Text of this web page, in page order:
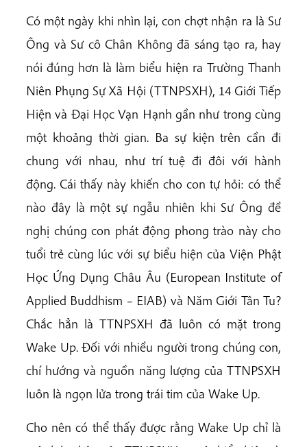
Có một ngày khi nhìn lại, con chợt nhận ra là Sư
Ông và Sư cô Chân Không đã sáng tạo ra, hay
nói đúng hơn là làm biểu hiện ra Trường Thanh
Niên Phụng Sự Xã Hội (TTNPSXH), 14 Giới Tiếp
Hiện và Đại Học Vạn Hạnh gần như trong cùng
một khoảng thời gian. Ba sự kiện trên cần đi
chung với nhau, như trí tuệ đi đôi với hành
động. Cái thấy này khiến cho con tự hỏi: có thể
nào đây là một sự ngẫu nhiên khi Sư Ông đề
nghị chúng con phát động phong trào này cho
tuổi trẻ cùng lúc với sự biểu hiện của Viện Phật
Học Ứng Dụng Châu Âu (European Institute of
Applied Buddhism – EIAB) và Năm Giới Tân Tu?
Chắc hẳn là TTNPSXH đã luôn có mặt trong
Wake Up. Đối với nhiều người trong chúng con,
chí hướng và nguồn năng lượng của TTNPSXH
luôn là ngọn lửa trong trái tim của Wake Up.
Cho nên có thể thấy được rằng Wake Up chỉ là